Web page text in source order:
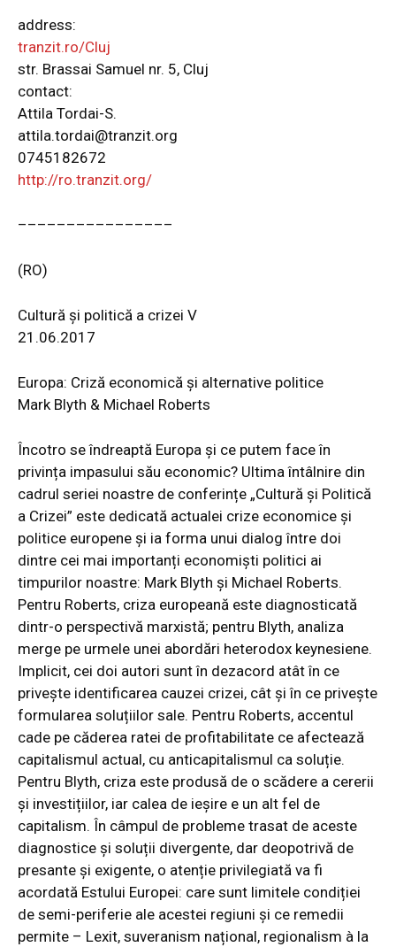
address:
tranzit.ro/Cluj
str. Brassai Samuel nr. 5, Cluj
contact:
Attila Tordai-S.
attila.tordai@tranzit.org
0745182672
http://ro.tranzit.org/
––––––––––––––––
(RO)
Cultură și politică a crizei V
21.06.2017
Europa: Criză economică și alternative politice
Mark Blyth & Michael Roberts
Încotro se îndreaptă Europa și ce putem face în
privința impasului său economic? Ultima întâlnire din
cadrul seriei noastre de conferințe „Cultură și Politică
a Crizei” este dedicată actualei crize economice și
politice europene și ia forma unui dialog între doi
dintre cei mai importanți economiști politici ai
timpurilor noastre: Mark Blyth și Michael Roberts.
Pentru Roberts, criza europeană este diagnosticată
dintr-o perspectivă marxistă; pentru Blyth, analiza
merge pe urmele unei abordări heterodox keynesiene.
Implicit, cei doi autori sunt în dezacord atât în ce
privește identificarea cauzei crizei, cât și în ce privește
formularea soluțiilor sale. Pentru Roberts, accentul
cade pe căderea ratei de profitabilitate ce afectează
capitalismul actual, cu anticapitalismul ca soluție.
Pentru Blyth, criza este produsă de o scădere a cererii
și investițiilor, iar calea de ieșire e un alt fel de
capitalism. În câmpul de probleme trasat de aceste
diagnostice și soluții divergente, dar deopotrivă de
presante și exigente, o atenție privilegiată va fi
acordată Estului Europei: care sunt limitele condiției
de semi-periferie ale acestei regiuni și ce remedii
permite – Lexit, suveranism național, regionalism à la